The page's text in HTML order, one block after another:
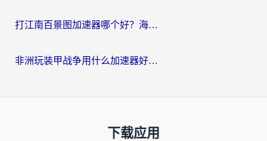
打江南百景图加速器哪个好？海外党踩坑N次后，终于找到不卡的秘诀
非洲玩装甲战争用什么加速器好？海外党亲测有效的国服游戏加速方案
下载应用